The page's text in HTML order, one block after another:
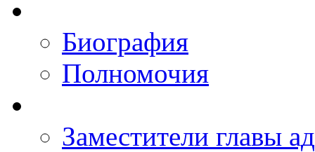
Биография
Полномочия
Заместители главы